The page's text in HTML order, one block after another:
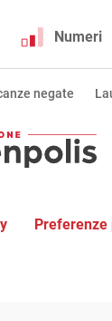
Numeri
negate
Preferenze